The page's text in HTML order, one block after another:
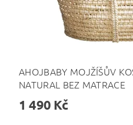
AHOJBABY MOJŽÍŠŮV
NATURAL BEZ MATRACE
1 490 Kč